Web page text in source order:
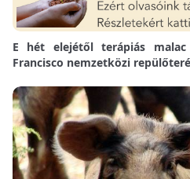
E hét elejétől terápiás
Francisco nemzetközi